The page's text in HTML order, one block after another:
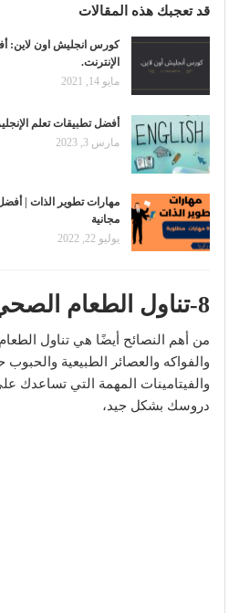
قد تعجبك هذه المقالات
كورس انجليش اون لاين:
الإنترنت.
مايو 14, 2021
أفضل تطبيقات تعلم الإنجليزية
مارس 3, 2023
مجانية
يوليو 22, 2022
8-تناول الطعام الصحي
من أهم النصائح أيضًا هي تناول
والفواكه والعصائر الطبيعية
والفيتامينات المهمة التي تساعدك
دروسك بشكل جيد،